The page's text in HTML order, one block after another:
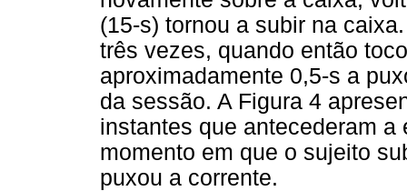
(15-s) tornou a subir na
três vezes, quando então
aproximadamente 0,5-s a
da sessão. A Figura 4
instantes que antecederam
momento em que o sujeito
puxou a corrente.